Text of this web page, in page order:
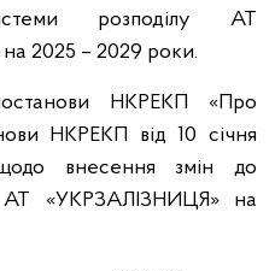
розподілу АТ
2025 – 2029 роки.
НКРЕКП «Про
НКРЕКП від 10 січня
внесення змін до
АТ «УКРЗАЛІЗНИЦЯ» на